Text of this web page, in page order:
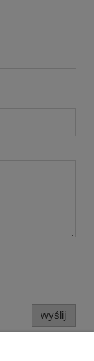
wyślij